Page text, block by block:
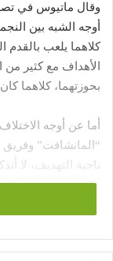
وقال ماتيوس في
أوجه الشبه بين
كلاهما يلعب بالقدم
الأهداف مع كثير من
بحوزتهما، كلاهما
أما عن أوجه
“المانشافت”
عاما بعد عام، ولكن
واستعرض نجم